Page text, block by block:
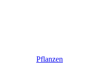
Pflanzen